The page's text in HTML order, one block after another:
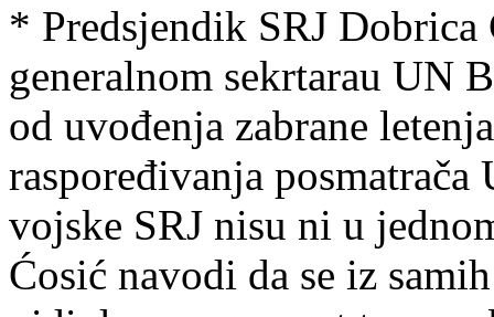
* Predsjendik SRJ
generalnom sekrtarau UN
od uvođenja zabrane
raspoređivanja
vojske SRJ nisu ni u
Ćosić navodi da se iz